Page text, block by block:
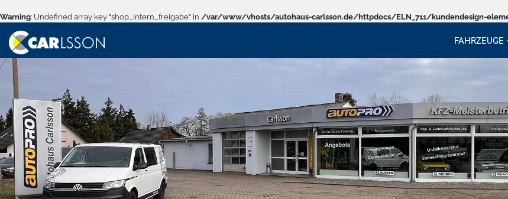
Warning: Undefined array key "shop_intern_freigabe" in /var/www/vhosts/autohaus-carlsson.de/httpdocs/ELN_711/kundendesign-
FAHRZEUGE